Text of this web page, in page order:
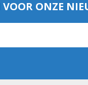
ONZE